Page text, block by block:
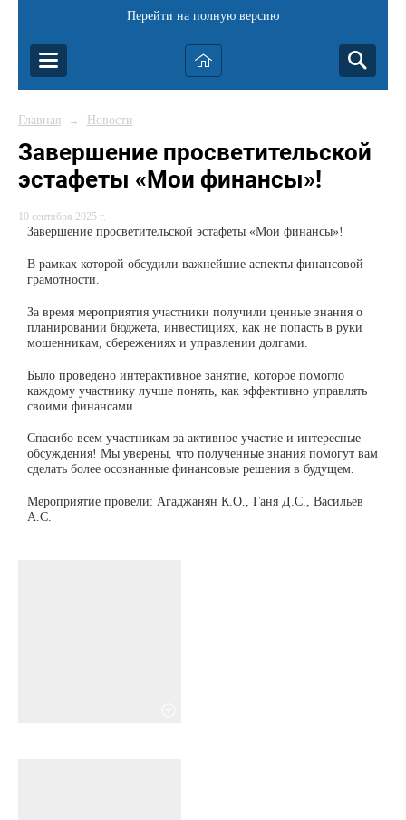
Перейти на полную версию
Главная → Новости
Завершение просветительской
эстафеты «Мои финансы»!
10 сентября 2025 г.
Завершение просветительской эстафеты «Мои финансы»!
В рамках которой обсудили важнейшие аспекты финансовой
грамотности.
За время мероприятия участники получили ценные знания о
планировании бюджета, инвестициях, как не попасть в руки
мошенникам, сбережениях и управлении долгами.
Было проведено интерактивное занятие, которое помогло
каждому участнику лучше понять, как эффективно управлять
своими финансами.
Спасибо всем участникам за активное участие и интересные
обсуждения! Мы уверены, что полученные знания помогут вам
сделать более осознанные финансовые решения в будущем.
Мероприятие провели: Агаджанян К.О., Ганя Д.С., Васильев
А.С.